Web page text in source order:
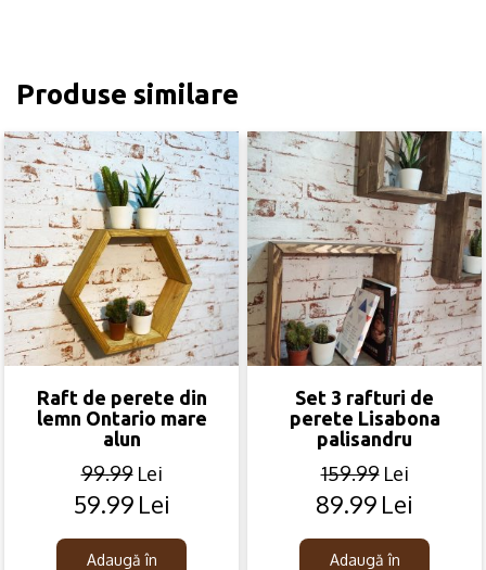
Produse similare
Raft de perete din
lemn Ontario mare
alun
99.99 Lei
Original
was:
59.99 Lei
Current
is:
Adaugă în
Set 3 rafturi de
perete Lisabona
palisandru
159.99 Lei
Original
was:
89.99 Lei
Current
is:
Adaugă în